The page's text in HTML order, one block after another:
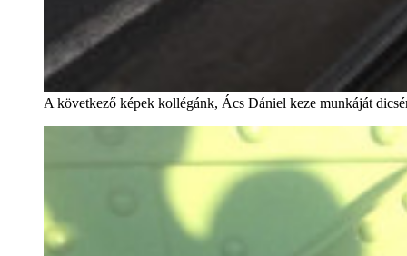
A következő képek kollégánk, Ács Dániel keze munkáját